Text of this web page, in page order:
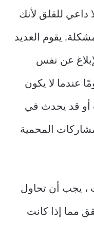
داعي للقلق لأنك
يقوم العديد
عن نفس
عندما لا يكون
أو قد يحدث في
المحمية
، يجب أن تحاول
مما إذا كانت